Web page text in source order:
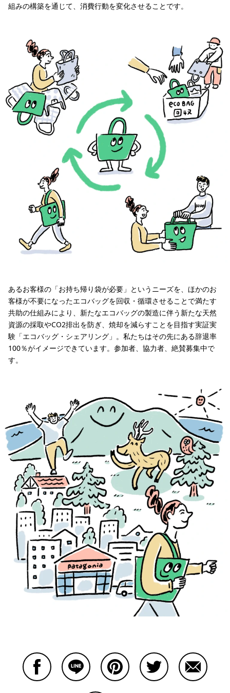
組みの構築を通じて、消費行動を変化させることです。
あるお客様の「お持ち帰り袋が必要」というニーズを、ほかのお
客様が不要になったエコバッグを回収・循環させることで満たす
共助の仕組みにより、新たなエコバッグの製造に伴う新たな天然
資源の採取やCO2排出を防ぎ、焼却を減らすことを目指す実証実
験「エコバッグ・シェアリング」。私たちはその先にある辞退率
100％がイメージできています。参加者、協力者、絶賛募集中で
す。